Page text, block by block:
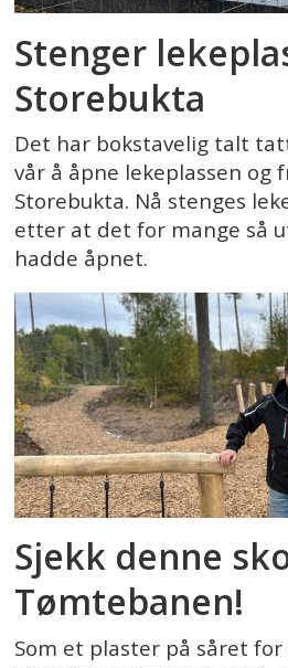
Stenger
Storebukta
Det har bokstavelig talt
vår å åpne lekeplassen og
Storebukta. Nå stenges
etter at det for mange så
hadde åpnet.
Sjekk denne
Tømtebanen!
Som et plaster på såret